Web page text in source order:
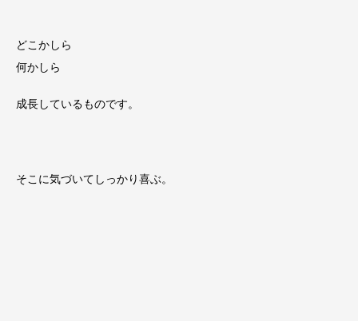
どこかしら
何かしら
成長しているものです。
そこに気づいてしっかり喜ぶ。